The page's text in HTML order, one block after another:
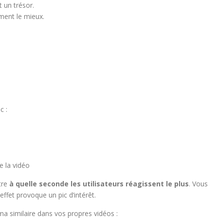
un trésor.
le mieux.
:
la vidéo
à quelle seconde les utilisateurs réagissent le plus. Vous
provoque un pic d’intérêt.
similaire dans vos propres vidéos :